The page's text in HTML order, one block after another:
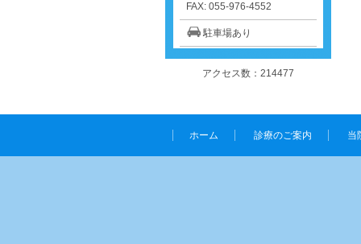
FAX: 055-976-4552
駐車場あり
アクセス数：214477
ホーム 診療のご案内 当